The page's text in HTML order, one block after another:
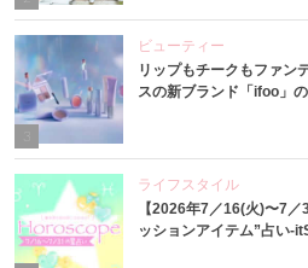
3
ビューティー
リップもチークもファン
スの新ブランド「ifoo」
ライフスタイル
【2026年7／16(火)〜7
ッションアイテム”占い-